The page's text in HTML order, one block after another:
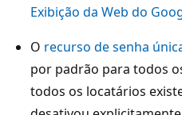
Exibição da Web do
O recurso de senha
por padrão para todos
todos os locatários